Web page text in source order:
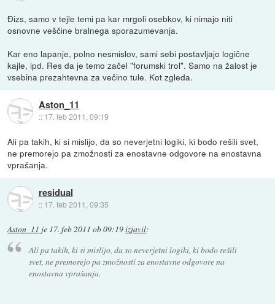
Đizs, samo v tejle temi pa kar mrgoli osebkov, ki nimajo niti
osnovne veščine bralnega sporazumevanja.
Kar eno lapanje, polno nesmislov, sami sebi postavljajo logične
kajle, ipd. Res da je temo začel "forumski trol". Samo na žalost je
vsebina prezahtevna za večino tule. Kot zgleda.
Aston_11
:: 17. feb 2011, 09:19
Ali pa takih, ki si mislijo, da so neverjetni logiki, ki bodo rešili svet,
ne premorejo pa zmožnosti za enostavne odgovore na enostavna
vprašanja.
residual
:: 17. feb 2011, 09:35
Aston_11 je 17. feb 2011 ob 09:19izjavil:
Ali pa takih, ki si mislijo, da so neverjetni logiki, ki bodo rešili
svet, ne premorejo pa zmožnosti za enostavne odgovore na
enostavna vprašanja.